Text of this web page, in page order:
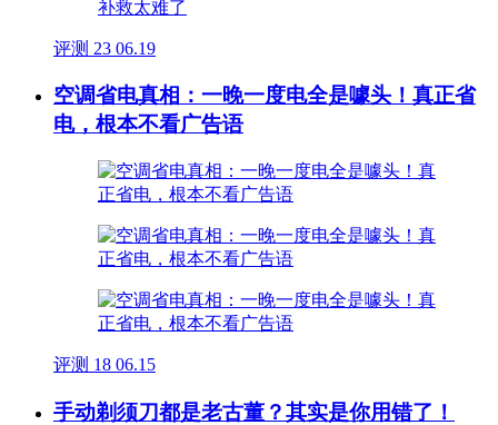
评测 23 06.19
空调省电真相：一晚一度电全是噱头！真正省
电，根本不看广告语
评测 18 06.15
手动剃须刀都是老古董？其实是你用错了！